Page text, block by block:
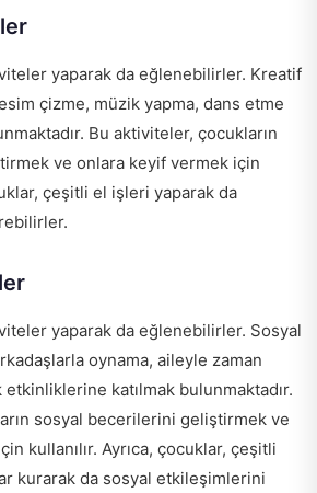
yaparak da eğlenebilirler. Kreatif
çizme, müzik yapma, dans etme
Bu aktiviteler, çocukların
ve onlara keyif vermek için
çeşitli el işleri yaparak da
yaparak da eğlenebilirler. Sosyal
oynama, aileyle zaman
katılmak bulunmaktadır.
sosyal becerilerini geliştirmek ve
kullanılır. Ayrıca, çocuklar, çeşitli
kurarak da sosyal etkileşimlerini